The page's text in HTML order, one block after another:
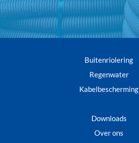
Buitenriolering
Regenwater
Kabelbescherming
Downloads
Over ons